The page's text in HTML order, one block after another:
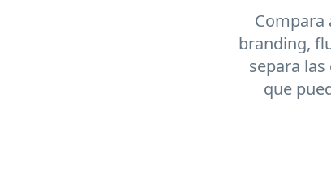
Compara
branding,
separa
que